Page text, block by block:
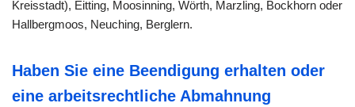
Kreisstadt), Eitting, Moosinning, Wörth, Marzling, Bockhorn oder
Hallbergmoos, Neuching, Berglern.
Haben Sie eine Beendigung erhalten oder
eine arbeitsrechtliche Abmahnung